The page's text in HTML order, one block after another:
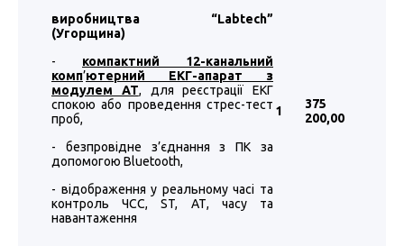
виробництва “Labtech”
(Угорщина)
- компактний 12-канальний
комп’ютерний ЕКГ-апарат з
модулем АТ, для реєстрації ЕКГ
спокою або проведення стрес-тест
проб,
- безпровідне з’єднання з ПК за
допомогою Bluetooth,
- відображення у реальному часі та
контроль ЧСС, ST, АТ, часу та
навантаження
1
375
200,00